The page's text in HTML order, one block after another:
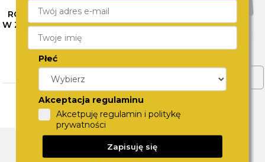
RÓŻNE OBLICZA SZAROŚCI
W ZEGARKACH CALVIN KLEIN
– SPRAWDŹ NASZE
PROPOZYCJE
CZYTAJ WIĘCEJ
ZOBACZ WIĘCEJ
DLACZEGO SWISS?
Płeć
Akceptacja regulaminu
Akcetpuję regulamin i politykę
prywatności
Zapisuję się